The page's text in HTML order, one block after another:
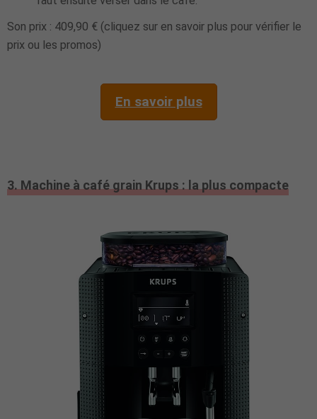
Son prix : 409,90 € (cliquez sur en savoir plus pour vérifier le
prix ou les promos)
En savoir plus
3. Machine à café grain Krups : la plus compacte